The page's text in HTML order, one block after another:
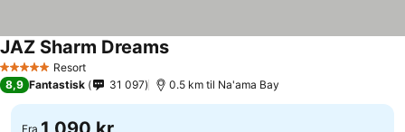
5 Stjerner Resort
JAZ Sharm DreamsSe priser
8,9 Fantastisk 31 097 0.5 km til Na'ama Bay
Fra